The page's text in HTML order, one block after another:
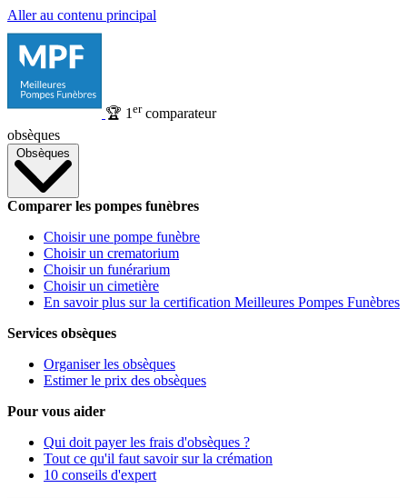
Aller au contenu principal
🏆 1 ercomparateur
obsèques
Obsèques
Comparer les pompes funèbres
Choisir une pompe funèbre
Choisir un crematorium
Choisir un funérarium
Choisir un cimetière
En savoir plus sur la certification Meilleures Pompes Funèbres
Services obsèques
Organiser les obsèques
Estimer le prix des obsèques
Pour vous aider
Qui doit payer les frais d'obsèques ?
Tout ce qu'il faut savoir sur la crémation
10 conseils d'expert